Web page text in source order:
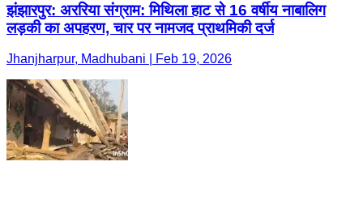
झंझारपुर: अररिया संग्राम: मिथिला हाट से 16 वर्षीय नाबालिग
लड़की का अपहरण, चार पर नामजद प्राथमिकी दर्ज
Jhanjharpur, Madhubani | Feb 19, 2026